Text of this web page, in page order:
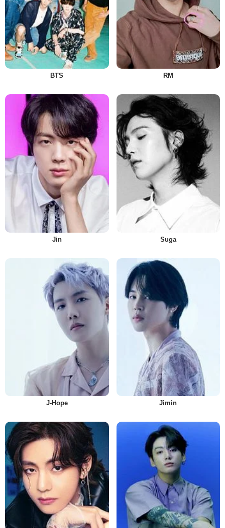
BTS RM
Jin Suga
J-Hope Jimin